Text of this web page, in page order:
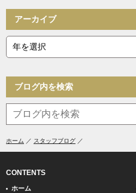
アーカイブ
ブログ内を検索
ホーム スタッフブログ
CONTENTS
ホーム